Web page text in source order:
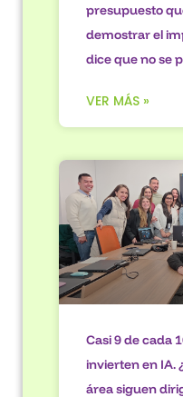
presupuesto
demostrar el
dice que no se
VER MÁS »
Casi 9 de cada
invierten en IA.
área siguen